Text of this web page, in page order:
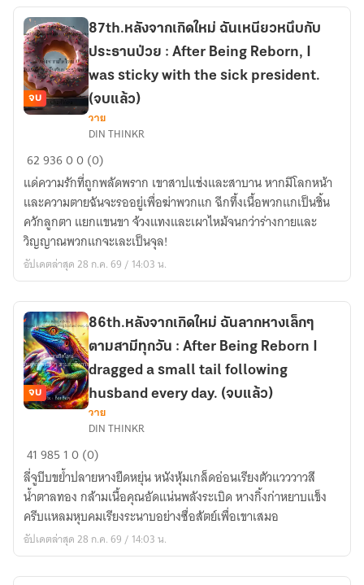
บอส
ใจดำ
:
After
Being
Reborn
for
the
black
hearted
boss.
เกิด
ใหม่
ฉัน
เหนียว
หนึบ
กับ
ประธาน
ป่วย
:
After
Being
Reborn,
I
with
the
sick
president.
(จบ
แล้ว)
จบ
87th.หลังจากเกิดใหม่ ฉันเหนียวหนึบกับ
ประธานป่วย : After Being Reborn, I
was sticky with the sick president.
(จบแล้ว)
วาย
DIN THINKR
6293600 (0)
แด่ความรักที่ถูกพลัดพราก เขาสาปแช่งและสาบาน หากมีโลกหน้า
และความตายฉันจะรออยู่เพื่อฆ่าพวกแก ฉีกทึ้งเนื้อพวกแกเป็นชิ้น
ควักลูกตา แยกแขนขา จ้วงแทงและเผาไหม้จนกว่าร่างกายและ
วิญญาณพวกแกจะเละเป็นจุล!
อัปเดตล่าสุด 28 ก.ค. 69 / 14:03 น.
เกิด
ใหม่
ฉัน
ลาก
หาง
เล็กๆ
ตาม
จบ
86th.หลังจากเกิดใหม่ ฉันลากหางเล็กๆ
ตามสามีทุกวัน : After Being Reborn I
dragged a small tail following
husband every day. (จบแล้ว)
วาย
DIN THINKR
41985 10 (0)
ลี่จูบีบขย้ำปลายหางยืดหยุ่น หนังหุ้มเกล็ดอ่อนเรียงตัวแวววาวสี
น้ำตาลทอง กล้ามเนื้อคุณอัดแน่นพลังระเบิด หางกิ้งก่าหยาบแข็ง
ครีบแหลมหุบคมเรียงระนาบอย่างซื่อสัตย์เพื่อเขาเสมอ
อัปเดตล่าสุด 28 ก.ค. 69 / 14:03 น.